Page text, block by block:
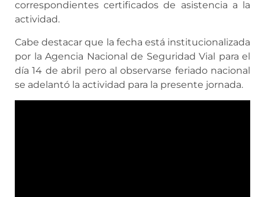
correspondientes certificados de asistencia a la
actividad.
Cabe destacar que la fecha está institucionalizada
por la Agencia Nacional de Seguridad Vial para el
día 14 de abril pero al observarse feriado nacional
se adelantó la actividad para la presente jornada.